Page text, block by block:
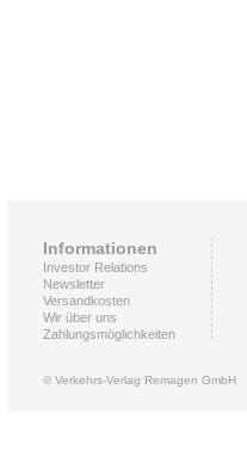
Informationen
Investor Relations
Newsletter
Versandkosten
Wir über uns
Zahlungsmöglichkeiten
© Verkehrs-Verlag Remagen GmbH